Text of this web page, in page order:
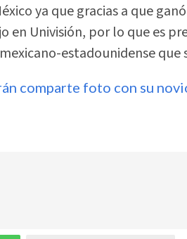
ya que gracias a que
Univisión, por lo que es
estadounidense que
comparte foto con su